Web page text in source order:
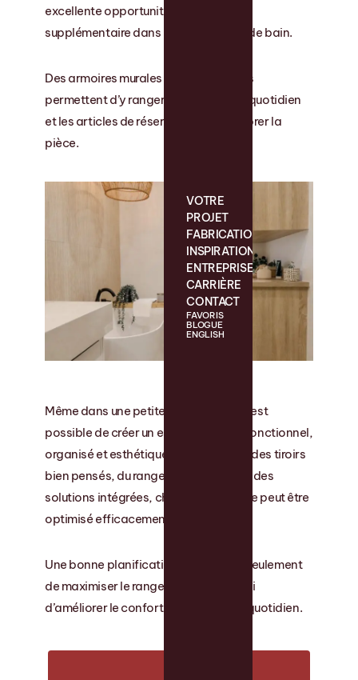
VOTRE
PROJET
FABRICATION
INSPIRATIONS
ENTREPRISE
CARRIÈRE
CONTACT
FAVORIS
BLOGUE
ENGLISH
excellente opportunité de rangement
supplémentaire dans une petite salle de bain.
Des armoires murales ou des tablettes
permettent d’y ranger les produits du quotidien
et les articles de réserve sans encombrer la
pièce.
Même dans une petite salle de bain, il est
possible de créer un espace à la fois fonctionnel,
organisé et esthétique. En combinant des tiroirs
bien pensés, du rangement vertical et des
solutions intégrées, chaque centimètre peut être
optimisé efficacement.
Une bonne planification permet non seulement
de maximiser le rangement, mais aussi
d’améliorer le confort et la fluidité au quotidien.